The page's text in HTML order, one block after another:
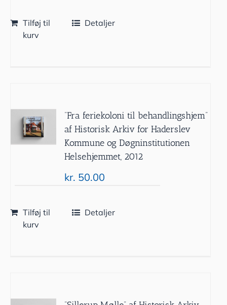
Tilføj til
kurv
Detaljer
”Fra feriekoloni til behandlingshjem”
af Historisk Arkiv for Haderslev
Kommune og Døgninstitutionen
Helsehjemmet, 2012
kr. 50.00
Tilføj til
kurv
Detaljer